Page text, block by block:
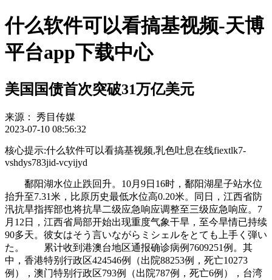
什么软件可以看搞基视频-天博
平台app下载中心
美国国债首次突破31万亿美元
来源：
秀目传媒
2023-07-10 08:56:32
核心提示:什么软件可以看搞基视频,乳色吐息在线fiextlk7-
vshdys783jid-vcyijyd
鄱阳湖水位止跌回升。10月9日16时，鄱阳湖星子站水位
抬升至7.31米，比原历史最低水位高0.20米。同日，江西省防
汛抗旱指挥部也将抗旱二级应急响应调整至三级应急响应。7
月12日，江西省局部开始出现重度气象干旱，至今旱情已持续
90多天。彼女はそう言いながらミシェルをとても上手く弾い
た。 累计收到港澳台地区通报确诊病例7609251例。其
中，香港特别行政区424546例（出院88253例，死亡10273
例），澳门特别行政区793例（出院787例，死亡6例），台湾